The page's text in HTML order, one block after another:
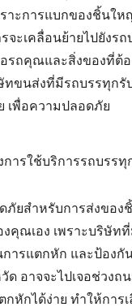
าะการแบกของชิ้นใ
จะเคลื่อนย้ายไปยังร
รถคุณและสิ่งของที่ต้
ทขนส่งที่มีรถบรรทุกรั
เพื่อความปลอดภัย
ภัยสำหรับการส่งของ
งคุณเอง เพราะบริษัท
การแตกหัก และป้องกั
ด อาจจะไปเจอช่วง
กหักได้ง่าย ทำให้การเ